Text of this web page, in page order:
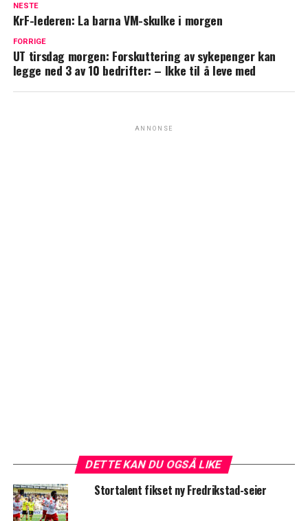
NESTE
KrF-lederen: La barna VM-skulke i morgen
FORRIGE
UT tirsdag morgen: Forskuttering av sykepenger kan
legge ned 3 av 10 bedrifter: – Ikke til å leve med
ANNONSE
DETTE KAN DU OGSÅ LIKE
Stortalent fikset ny Fredrikstad-seier